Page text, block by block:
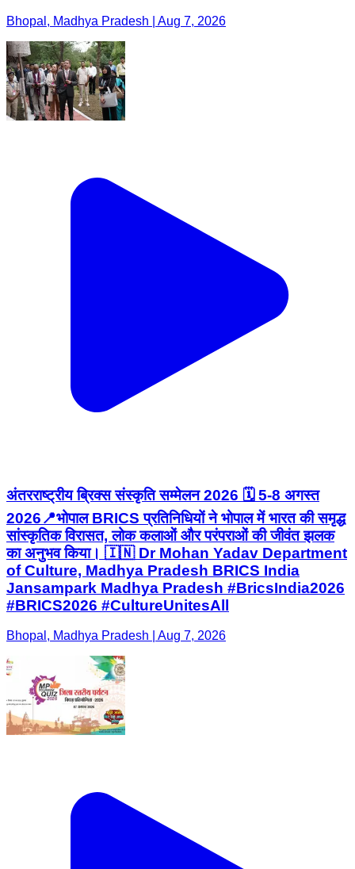
Bhopal, Madhya Pradesh | Aug 7, 2026
अंतरराष्ट्रीय ब्रिक्स संस्कृति सम्मेलन 2026 🗓️ 5-8 अगस्त
2026📍भोपाल BRICS प्रतिनिधियों ने भोपाल में भारत की समृद्ध
सांस्कृतिक विरासत, लोक कलाओं और परंपराओं की जीवंत झलक
का अनुभव किया। 🇮🇳 Dr Mohan Yadav Department
of Culture, Madhya Pradesh BRICS India
Jansampark Madhya Pradesh #BricsIndia2026
#BRICS2026 #CultureUnitesAll
Bhopal, Madhya Pradesh | Aug 7, 2026